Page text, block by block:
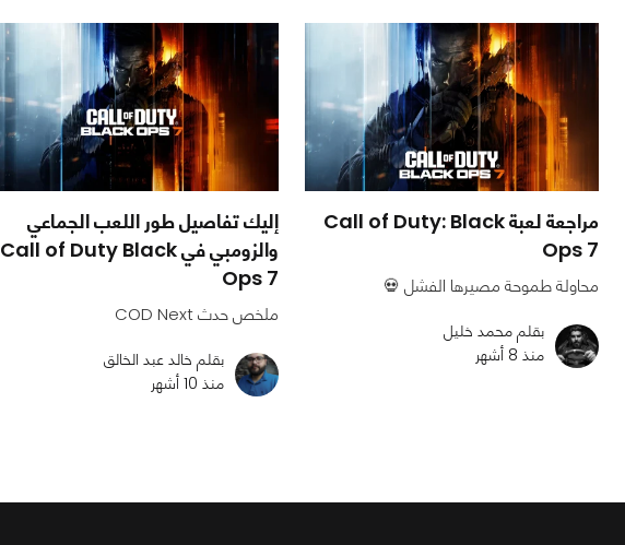
مراجعة لعبة Call of Duty: Black
Ops 7
محاولة طموحة مصيرها الفشل 💀
بقلم محمد خليل
منذ 8 أشهر
إليك تفاصيل طور اللعب الجماعي
والزومبي في Call of Duty Black
Ops 7
ملخص حدث COD Next
بقلم خالد عبد الخالق
منذ 10 أشهر